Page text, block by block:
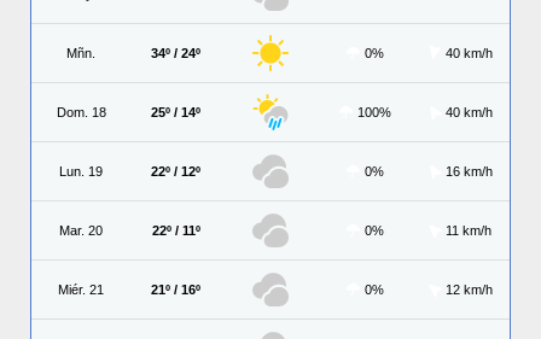
Mñn. 34º / 24º 0% 40 km/h
Dom. 18 25º / 14º 100% 40 km/h
Lun. 19 22º / 12º 0% 16 km/h
Mar. 20 22º / 11º 0% 11 km/h
Miér. 21 21º / 16º 0% 12 km/h